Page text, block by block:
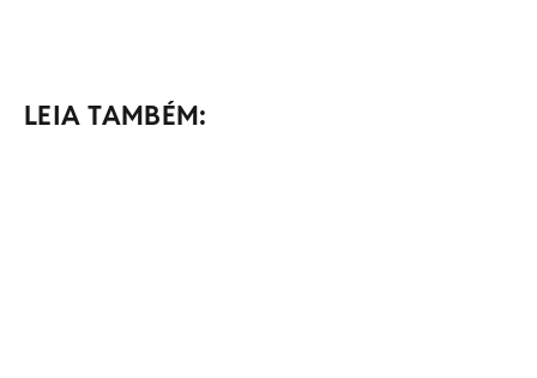
LEIA TAMBÉM: